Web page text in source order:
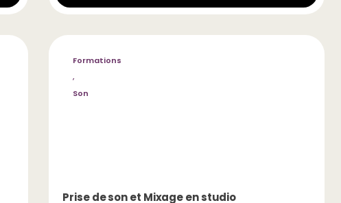
Prise de son et Mixage en studio
Formations
,
Son